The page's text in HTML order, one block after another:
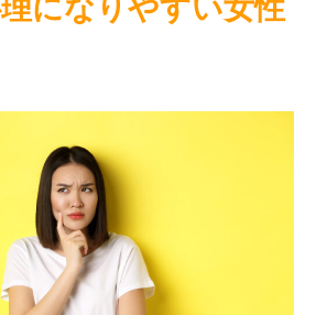
になりやすい女性